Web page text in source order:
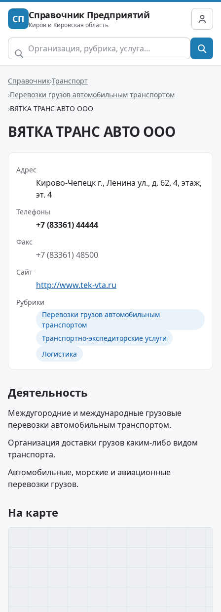
СП Справочник Предприятий
Киров и Кировская область
Справочник Транспорт
Перевозки грузов автомобильным транспортом
ВЯТКА ТРАНС АВТО ООО
ВЯТКА ТРАНС АВТО ООО
Адрес
Кирово-Чепецк г., Ленина ул., д. 62, 4, этаж,
эт. 4
Телефоны
+7 (83361) 44444
Факс
+7 (83361) 48500
Сайт
http://www.tek-vta.ru
Рубрики
Перевозки грузов автомобильным
транспортом
Транспортно-экспедиторские услуги
Логистика
Деятельность
Междугородние и международные грузовые
перевозки автомобильным транспортом.
Организация доставки грузов каким-либо видом
транспорта.
Автомобильные, морские и авиационные
перевозки грузов.
На карте